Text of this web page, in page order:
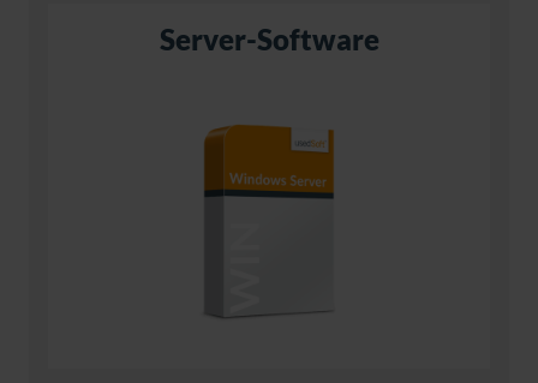
Server-Software